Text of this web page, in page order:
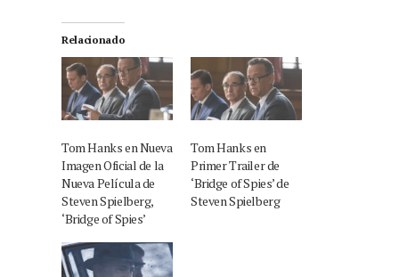
Relacionado
Tom Hanks en Nueva
Imagen Oficial de la
Nueva Película de
Steven Spielberg,
‘Bridge of Spies’
Tom Hanks en
Primer Trailer de
‘Bridge of Spies’ de
Steven Spielberg